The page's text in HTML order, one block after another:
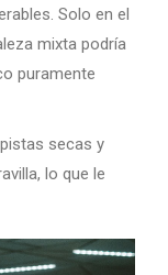
Solo en el
mixta podría
puramente
secas y
lo que le